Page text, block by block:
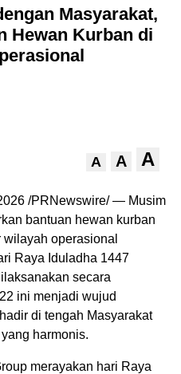
Masyarakat,
Hewan Kurban di
A A A
/PRNewswire/ — Musim
bantuan hewan kurban
operasional
Raya Iduladha 1447
secara
ini menjadi wujud
di tengah Masyarakat
harmonis.
merayakan hari Raya